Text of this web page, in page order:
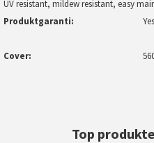
UV resistant, mildew resistant, easy
Produktgaranti
Cover
Top